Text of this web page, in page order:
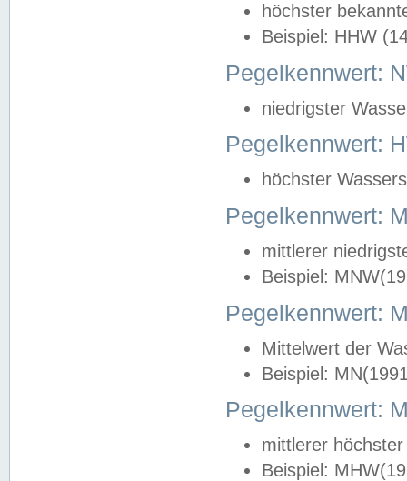
höchster
Beispiel: HHW
Pegelkennwert:
niedrigster
Pegelkennwert:
höchster
Pegelkennwert:
mittlerer
Beispiel:
Pegelkennwert:
Mittelwert der
Beispiel:
Pegelkennwert:
mittlerer
Beispiel: